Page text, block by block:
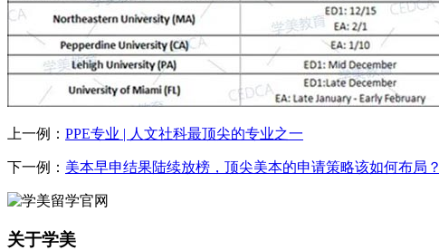
上一例： PPE专业 | 人文社科最顶尖的专业之一
下一例： 美本早申结果陆续放榜，顶尖美本的申请策略该如何布局？
关于学美